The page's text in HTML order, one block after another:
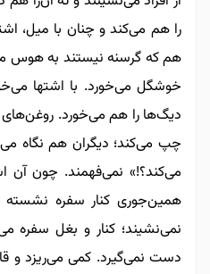
را هم می‌کند و چنان با میل،
هم که گرسنه نیستند به هوس
خوشگل می‌خورد. با اشتها
دیگ‌ها را هم می‌خورد.
چپ می‌کند؛ دیگران هم نگاه
می‌کند؟!» نمی‌فهمند. چون آن
همینجوری کنار سفره
نمی‌نشیند؛ کنار و بغل سفره
دست نمی‌گیرد. کمی ‌می‌ریزد و